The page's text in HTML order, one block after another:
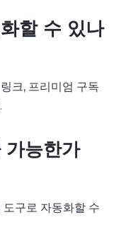
할 수 있나
크, 프리미엄 구독
가능한가
구로 자동화할 수